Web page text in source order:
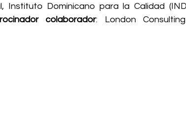
Instituto Dominicano para la Calidad
colaborador: London